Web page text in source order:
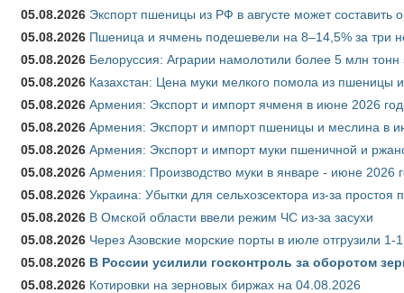
05.08.2026 Экспорт пшеницы из РФ в августе может составить
05.08.2026 Пшеница и ячмень подешевели на 8–14,5% за три
05.08.2026 Белоруссия: Аграрии намолотили более 5 млн тонн
05.08.2026 Казахстан: Цена муки мелкого помола из пшеницы
05.08.2026 Армения: Экспорт и импорт ячменя в июне 2026
05.08.2026 Армения: Экспорт и импорт пшеницы и меслина в
05.08.2026 Армения: Экспорт и импорт муки пшеничной и
05.08.2026 Армения: Производство муки в январе - июне 2026
05.08.2026 Украина: Убытки для сельхозсектора из-за простоя
05.08.2026 В Омской области ввели режим ЧС из-за засухи
05.08.2026 Через Азовские морские порты в июле отгрузили
05.08.2026 В России усилили госконтроль за оборотом
05.08.2026 Котировки на зерновых биржах на 04.08.2026